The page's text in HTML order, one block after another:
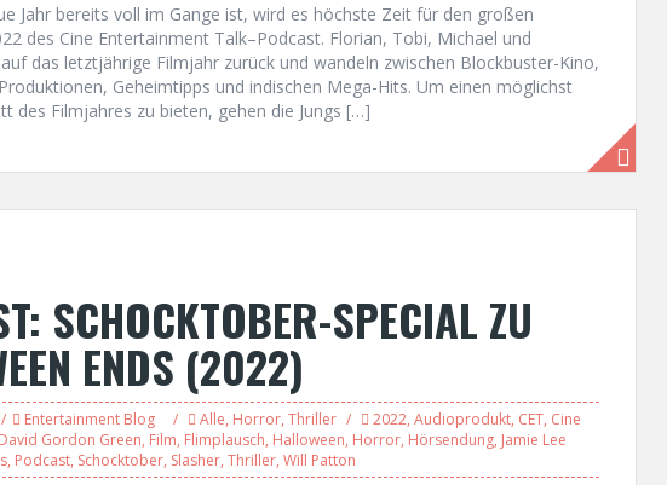
Jahr bereits voll im Gange ist, wird es höchste Zeit für den großen
des Cine Entertainment Talk–Podcast. Florian, Tobi, Michael und
das letztjährige Filmjahr zurück und wandeln zwischen Blockbuster-Kino,
Geheimtipps und indischen Mega-Hits. Um einen möglichst
des Filmjahres zu bieten, gehen die Jungs […]
SCHOCKTOBER-SPECIAL ZU
ENDS (2022)
Entertainment Blog Alle, Horror, Thriller 2022, Audioprodukt, CET, Cine
David Gordon Green, Film, Flimplausch, Halloween, Horror, Hörsendung, Jamie Lee
, Podcast, Schocktober, Slasher, Thriller, Will Patton